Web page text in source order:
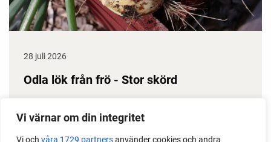
Vi värnar om din integritet
Vi och våra 1729 partnersanvänder cookies och andra
28 juli 2026
Odla lök från frö - Stor skörd
under säsongen och få tips om hur du sår, skolar